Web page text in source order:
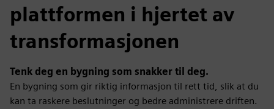
plattformen i hjertet av
transformasjonen
Tenk deg en bygning som snakker til deg.
En bygning som gir riktig informasjon til rett tid, slik at du
kan ta raskere beslutninger og bedre administrere driften.